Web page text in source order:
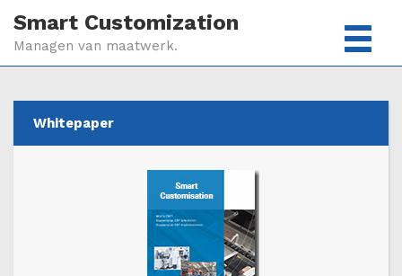
Smart Customization
Managen van maatwerk.
Whitepaper